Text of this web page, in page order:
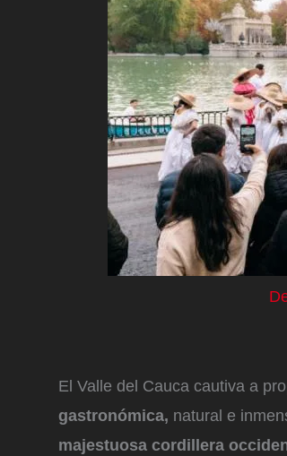
El Valle del Cauca cautiva a
gastronómica, natural e
majestuosa cordillera